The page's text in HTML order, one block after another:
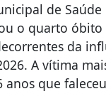
de Saúde
o quarto
da
A vítima
anos que